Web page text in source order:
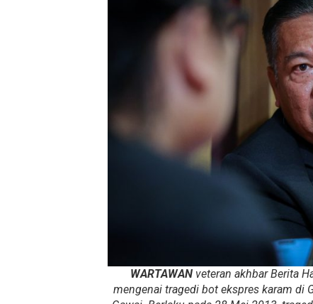
WARTAWAN veteran akhbar Berita
mengenai tragedi bot ekspres karam di